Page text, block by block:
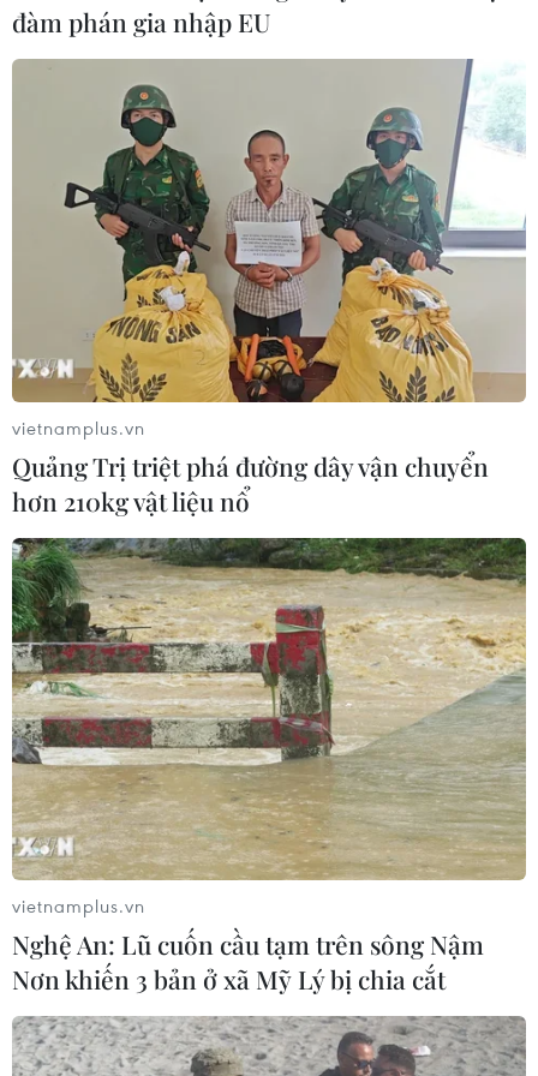
Panama cảnh báo ổ dịch hô hấp lạ
sau 6 ca tử vong liên tiếp
Nắng nóng khốc liệt tại Mỹ và Hàn
Quốc đe dọa sức khỏe cộng đồng
27/07/2026 23:07
Số ca nhiễm virus Tây sông Nile gia
tăng khắp châu Âu
Số ca mắc sởi tại Mỹ lập đỉnh 30 năm
do tỷ lệ tiêm chủng giảm
24/07/2026 23:59
Mỹ điều tra một đợt bùng phát bệnh
tả do ký sinh trùng cyclospora
24/07/2026 05:44
Mỹ thu hồi gần 1,6 triệu quả trứng do
nguy cơ nhiễm khuẩn Salmonella
24/07/2026 05:34
Venezuela ghi nhận 3 ca tử vong do
virus Hanta
đàm phán gia nhập EU
vietnamplus.vn
Quảng Trị triệt phá đường dây vận chuyển
hơn 210kg vật liệu nổ
vietnamplus.vn
Nghệ An: Lũ cuốn cầu tạm trên sông Nậm
Nơn khiến 3 bản ở xã Mỹ Lý bị chia cắt